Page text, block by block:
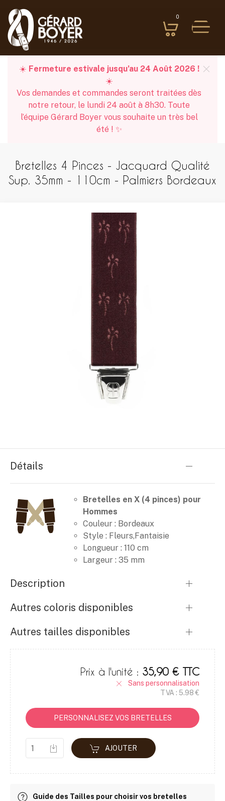
0
☀️ Fermeture estivale jusqu’au 24 Août 2026 !
☀️
Vos demandes et commandes seront traitées dès
notre retour, le lundi 24 août à 8h30. Toute
l’équipe Gérard Boyer vous souhaite un très bel
été ! ✨
Bretelles 4 Pinces - Jacquard Qualité
Sup. 35mm - 110cm - Palmiers Bordeaux
Détails
Bretelles en X (4 pinces) pour
Hommes
Couleur : Bordeaux
Style : Fleurs,fantaisie
Longueur : 110 cm
Largeur : 35 mm
Description
Autres coloris disponibles
Autres tailles disponibles
Prix à l'unité : 35,90 € TTC
Sans personnalisation
TVA : 5.98 €
PERSONNALISEZ VOS BRETELLES
AJOUTER
Guide des Tailles pour choisir vos bretelles